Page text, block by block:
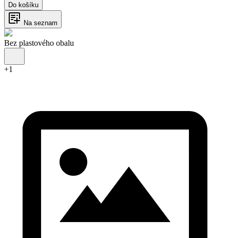
Do košíku
Na seznam
Bez plastového obalu
+1